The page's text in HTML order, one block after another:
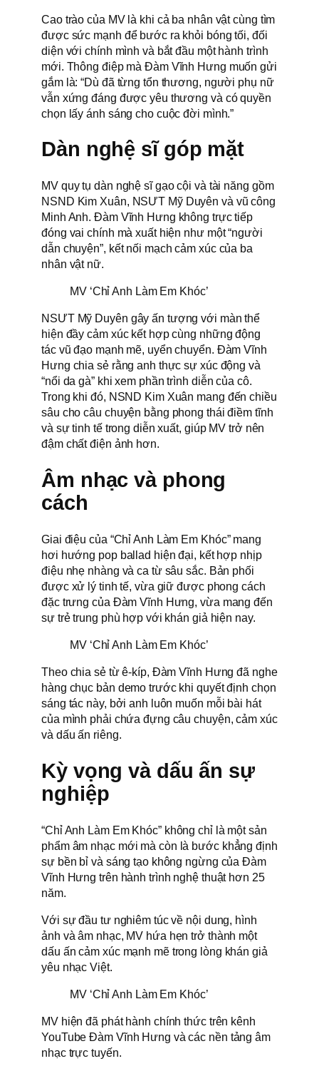
Cao trào của MV là khi cả ba nhân vật cùng tìm
được sức mạnh để bước ra khỏi bóng tối, đối
diện với chính mình và bắt đầu một hành trình
mới. Thông điệp mà Đàm Vĩnh Hưng muốn gửi
gắm là: “Dù đã từng tổn thương, người phụ nữ
vẫn xứng đáng được yêu thương và có quyền
chọn lấy ánh sáng cho cuộc đời mình.”
Dàn nghệ sĩ góp mặt
MV quy tụ dàn nghệ sĩ gạo cội và tài năng gồm
NSND Kim Xuân, NSƯT Mỹ Duyên và vũ công
Minh Anh. Đàm Vĩnh Hưng không trực tiếp
đóng vai chính mà xuất hiện như một “người
dẫn chuyện”, kết nối mạch cảm xúc của ba
nhân vật nữ.
MV ‘Chỉ Anh Làm Em Khóc’
NSƯT Mỹ Duyên gây ấn tượng với màn thể
hiện đầy cảm xúc kết hợp cùng những động
tác vũ đạo mạnh mẽ, uyển chuyển. Đàm Vĩnh
Hưng chia sẻ rằng anh thực sự xúc động và
“nổi da gà” khi xem phần trình diễn của cô.
Trong khi đó, NSND Kim Xuân mang đến chiều
sâu cho câu chuyện bằng phong thái điềm tĩnh
và sự tinh tế trong diễn xuất, giúp MV trở nên
đậm chất điện ảnh hơn.
Âm nhạc và phong
cách
Giai điệu của “Chỉ Anh Làm Em Khóc” mang
hơi hướng pop ballad hiện đại, kết hợp nhịp
điệu nhẹ nhàng và ca từ sâu sắc. Bản phối
được xử lý tinh tế, vừa giữ được phong cách
đặc trưng của Đàm Vĩnh Hưng, vừa mang đến
sự trẻ trung phù hợp với khán giả hiện nay.
MV ‘Chỉ Anh Làm Em Khóc’
Theo chia sẻ từ ê-kíp, Đàm Vĩnh Hưng đã nghe
hàng chục bản demo trước khi quyết định chọn
sáng tác này, bởi anh luôn muốn mỗi bài hát
của mình phải chứa đựng câu chuyện, cảm xúc
và dấu ấn riêng.
Kỳ vọng và dấu ấn sự
nghiệp
“Chỉ Anh Làm Em Khóc” không chỉ là một sản
phẩm âm nhạc mới mà còn là bước khẳng định
sự bền bỉ và sáng tạo không ngừng của Đàm
Vĩnh Hưng trên hành trình nghệ thuật hơn 25
năm.
Với sự đầu tư nghiêm túc về nội dung, hình
ảnh và âm nhạc, MV hứa hẹn trở thành một
dấu ấn cảm xúc mạnh mẽ trong lòng khán giả
yêu nhạc Việt.
MV ‘Chỉ Anh Làm Em Khóc’
MV hiện đã phát hành chính thức trên kênh
YouTube Đàm Vĩnh Hưng và các nền tảng âm
nhạc trực tuyến.